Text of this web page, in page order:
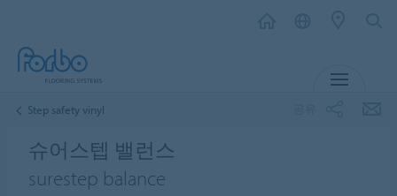
Step safety vinyl
슈어스텝 밸런스
surestep balance